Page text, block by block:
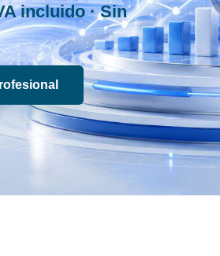
incluido · Sin